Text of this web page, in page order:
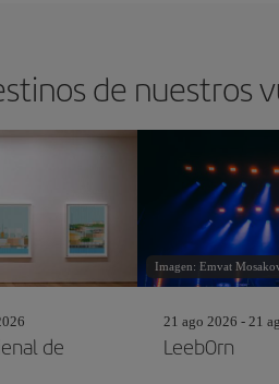
de nuestros
de
Imagen: Emvat
21 ago 2026 - 21
Leeb0rn